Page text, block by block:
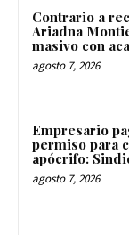
Contrario a
Ariadna
masivo con
agosto 7, 2026
Empresario
permiso para
apócrifo:
agosto 7, 2026